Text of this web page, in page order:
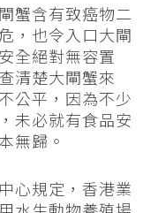
蟹含有致癌物二
，也令入口大閘
全絕對無容置
清楚大閘蟹來
公平，因為不少
未必就有食品安
無歸。
心規定，香港業